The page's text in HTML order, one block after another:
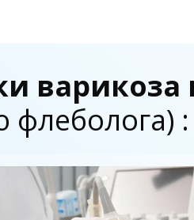
варикоза
флеболога) :